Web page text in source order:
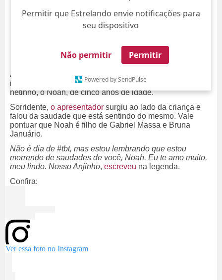
Permitir que Estrelando envie notificações para
seu dispositivo
Não permitir Permitir
Powered by SendPulse
Avô coruja? Temos! Ratinho novamente encantou as
redes sociais ao compartilhar um novo clique ao lado do
netinho, o Noah, de cinco anos de idade.
Sorridente, o apresentador surgiu ao lado da criança e
falou da saudade que está sentindo do mesmo. Vale
pontuar que Noah é filho de Gabriel Massa e Bruna
Januário.
Não é dia de #tbt, mas estou lembrando que estou
morrendo de saudades de você, Noah. Eu te amo muito,
meu lindo. Nosso Anjinho, escreveu na legenda.
Confira:
Ver essa foto no Instagram